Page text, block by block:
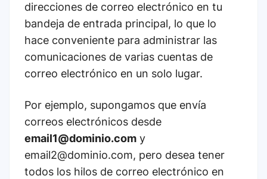
direcciones de correo electrónico en tu
bandeja de entrada principal, lo que lo
hace conveniente para administrar las
comunicaciones de varias cuentas de
correo electrónico en un solo lugar.
Por ejemplo, supongamos que envía
correos electrónicos desde
email1@dominio.com y
email2@dominio.com, pero desea tener
todos los hilos de correo electrónico en